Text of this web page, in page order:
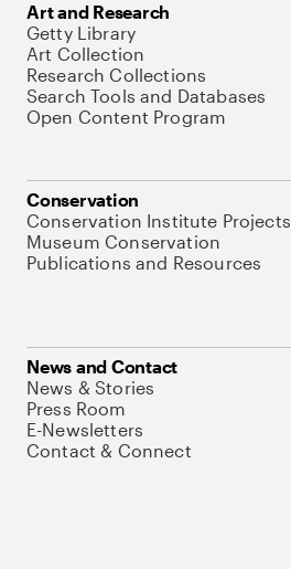
Art and Research
Getty Library
Art Collection
Research Collections
Search Tools and Databases
Open Content Program
Conservation
Conservation Institute Projects
Museum Conservation
Publications and Resources
News and Contact
News & Stories
Press Room
E-Newsletters
Contact & Connect